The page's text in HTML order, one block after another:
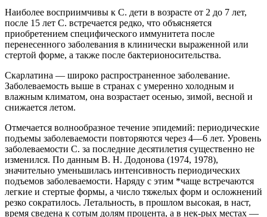
Наиболее восприимчивы к С. дети в возрасте от 2 до 7 лет,
после 15 лет С. встречается редко, что объясняется
приобретением специфического иммунитета после
перенесенного заболевания в клинически выраженной или
стертой форме, а также после бактерионосительства.
Скарлатина — широко распространенное заболевание.
Заболеваемость выше в странах с умеренно холодным и
влажным климатом, она возрастает осенью, зимой, весной и
снижается летом.
Отмечается волнообразное течение эпидемий: периодические
подъемы заболеваемости повторяются через 4—6 лет. Уровень
заболеваемости С. за последние десятилетия существенно не
изменился. По данным B. Н. Додонова (1974, 1978),
значительно уменьшилась интенсивность периодических
подъемов заболеваемости. Наряду с этим *чаще встречаются
легкие и стертые формы, а число тяжелых форм и осложнений
резко сократилось. Летальность, в прошлом высокая, в наст,
время сведена к сотым долям процента, а в нек-рых местах —